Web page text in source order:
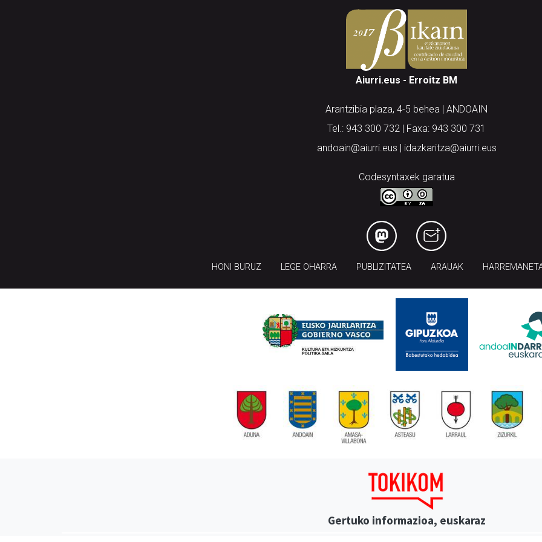
Aiurri.eus - Erroitz BM
Arantzibia plaza, 4-5 behea | ANDOAIN
Tel.: 943 300 732 | Faxa: 943 300 731
andoain@aiurri.eus | idazkaritza@aiurri.eus
Codesyntaxek garatua
HONI BURUZ LEGE OHARRA PUBLIZITATEA ARAUAK
Gertuko informazioa, euskaraz